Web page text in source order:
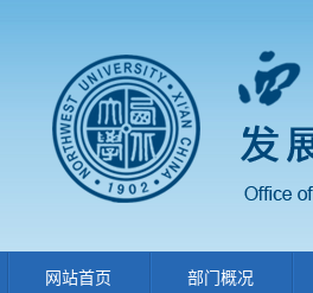
网站首页 部门概况